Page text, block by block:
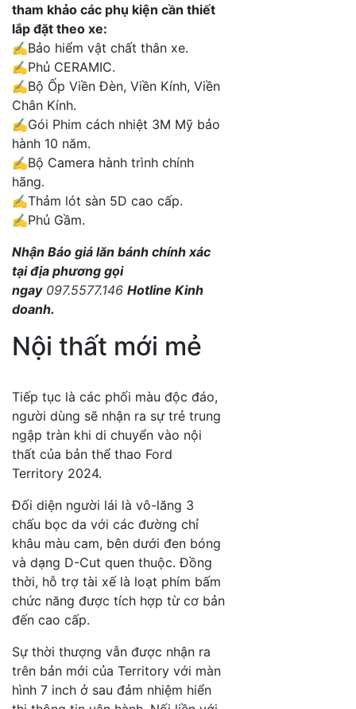
tham khảo các phụ kiện cần thiết
lắp đặt theo xe:
✍️Bảo hiểm vật chất thân xe.
✍️Phủ CERAMIC.
✍️Bộ Ốp Viền Đèn, Viền Kính, Viền
Chân Kính.
✍️Gói Phim cách nhiệt 3M Mỹ bảo
hành 10 năm.
✍️Bộ Camera hành trình chính
hãng.
✍️Thảm lót sàn 5D cao cấp.
✍️Phủ Gầm.
Nhận Báo giá lăn bánh chính xác
tại địa phương gọi
ngay 097.5577.146 Hotline Kinh
doanh.
Nội thất mới mẻ
Tiếp tục là các phối màu độc đáo,
người dùng sẽ nhận ra sự trẻ trung
ngập tràn khi di chuyển vào nội
thất của bản thể thao Ford
Territory 2024.
Đối diện người lái là vô-lăng 3
chấu bọc da với các đường chỉ
khâu màu cam, bên dưới đen bóng
và dạng D-Cut quen thuộc. Đồng
thời, hỗ trợ tài xế là loạt phím bấm
chức năng được tích hợp từ cơ bản
đến cao cấp.
Sự thời thượng vẫn được nhận ra
trên bản mới của Territory với màn
hình 7 inch ở sau đảm nhiệm hiển